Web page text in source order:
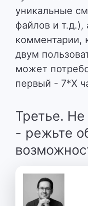
уникальные
файлов и
комментарии,
двум
может
первый -
Третье.
- режьте